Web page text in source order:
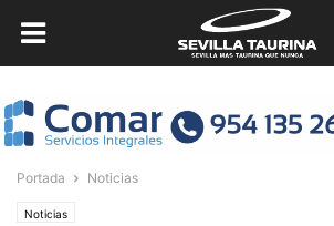
Portada Noticias
Noticias